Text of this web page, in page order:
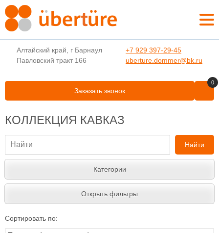
Алтайский край, г Барнаул
Павловский тракт 166
+7 929 397-29-45
uberture.dommer@bk.ru
Заказать звонок
0
КОЛЛЕКЦИЯ КАВКАЗ
Найти
Категории
Открыть фильтры
Сортировать по: